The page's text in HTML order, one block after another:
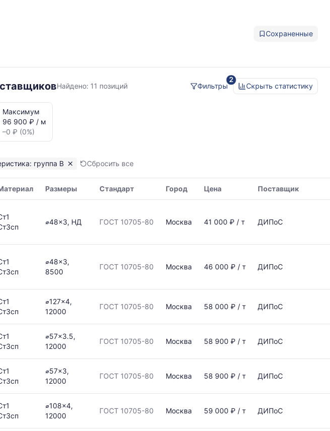
Сохраненные
Ст1
Найдено: 11 позиций
2
Фильтры
Скрыть статистику
Максимум
96 900 ₽ / м
–0 ₽ (0%)
группа В Сбросить все
Размеры Стандарт Город Цена Поставщик
⌀48x3, НД ГОСТ 10705-80 Москва 41 000 ₽ / т ДИПоС
⌀48x3,
8500
ГОСТ 10705-80 Москва 46 000 ₽ / т ДИПоС
⌀127x4,
12000
ГОСТ 10705-80 Москва 58 000 ₽ / т ДИПоС
⌀57x3.5,
12000
ГОСТ 10705-80 Москва 58 900 ₽ / т ДИПоС
⌀57x3,
12000
ГОСТ 10705-80 Москва 58 900 ₽ / т ДИПоС
⌀108x4,
12000
ГОСТ 10705-80 Москва 59 000 ₽ / т ДИПоС